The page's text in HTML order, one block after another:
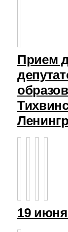
Прием
19